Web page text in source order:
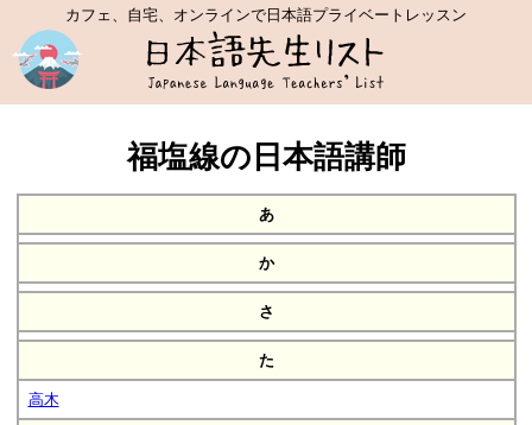
カフェ、自宅、オンラインで日本語プライベートレッスン
福塩線の日本語講師
あ
か
さ
た
高木